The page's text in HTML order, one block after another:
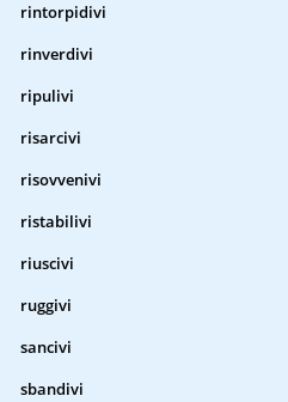
rintorpidivi
rinverdivi
ripulivi
risarcivi
risovvenivi
ristabilivi
riuscivi
ruggivi
sancivi
sbandivi